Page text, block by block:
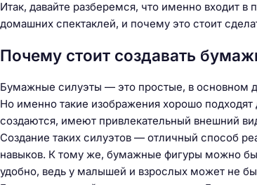
Итак, давайте разберемся, что именно входит
домашних спектаклей, и почему это стоит
Почему стоит создавать
Бумажные силуэты — это простые, в основном
Но именно такие изображения хорошо
создаются, имеют привлекательный внешний
Создание таких силуэтов — отличный способ
навыков. К тому же, бумажные фигуры можно
удобно, ведь у малышей и взрослых может не